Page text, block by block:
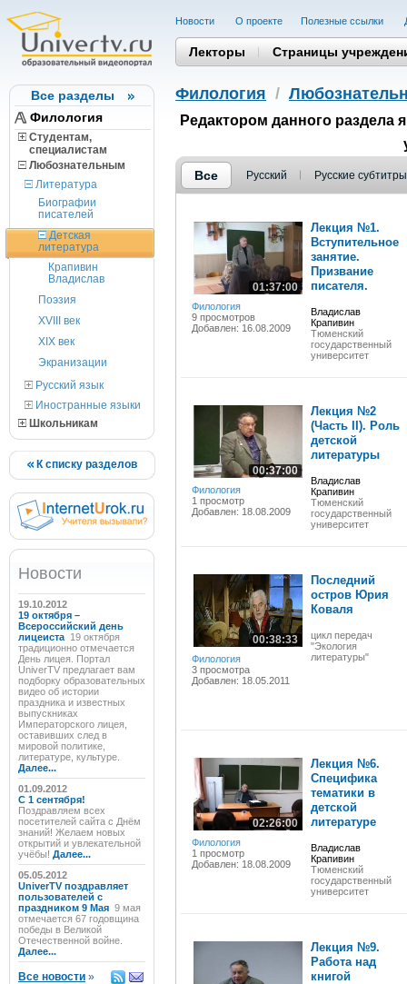
Все разделы
Филология
Студентам,
cпециалистам
Любознательным
Литература
Биографии
писателей
Детская
литература
Крапивин
Владислав
Поэзия
XVIII век
XIX век
Экранизации
Русский язык
Иностранные языки
Школьникам
К списку разделов
Новости
19.10.2012
19 октября –
Всероссийский день
лицеиста 19 октября
традиционно отмечается
День лицея. Портал
UniverTV предлагает вам
подборку образовательных
видео об истории
праздника и известных
выпускниках
Императорского лицея,
оставивших след в
мировой политике,
литературе, культуре.
Далее...
01.09.2012
C 1 сентября!
Поздравляем всех
посетителей сайта с Днём
знаний! Желаем новых
открытий и увлекательной
учёбы! Далее...
05.05.2012
UniverTV поздравляет
пользователей с
праздником 9 Мая 9 мая
отмечается 67 годовщина
победы в Великой
Отечественной войне.
Далее...
Все новости »
Новости О проекте Полезные cсылки
Лекторы Страницы
Филология /
Редактором данного раздела
Все Русский Русские субтитры
01:37:00
Филология
9 просмотров
Добавлен: 16.08.2009
Лекция №1.
Вступительное
занятие.
Призвание
писателя.
Владислав
Крапивин
Тюменский
государственный
университет
00:37:00
Филология
1 просмотр
Добавлен: 18.08.2009
Лекция №2
(Часть II). Роль
детской
литературы
Владислав
Крапивин
Тюменский
государственный
университет
00:38:33
Филология
3 просмотра
Добавлен: 18.05.2011
Последний
остров Юрия
Коваля
цикл передач
"Экология
литературы"
02:26:00
Филология
1 просмотр
Добавлен: 18.08.2009
Лекция №6.
Специфика
тематики в
детской
литературе
Владислав
Крапивин
Тюменский
государственный
университет
Лекция №9.
Работа над
книгой